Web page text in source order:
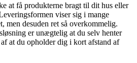
at få produkterne bragt til dit hus eller
viser sig i mange
men desuden ret så overkommelig.
er unægtelig at du selv henter
at du opholder dig i kort afstand af